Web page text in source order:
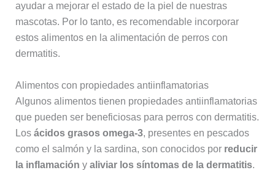
ayudar a mejorar el estado de la piel de nuestras
mascotas. Por lo tanto, es recomendable incorporar
estos alimentos en la alimentación de perros con
dermatitis.
Alimentos con propiedades antiinflamatorias
Algunos alimentos tienen propiedades antiinflamatorias
que pueden ser beneficiosas para perros con dermatitis.
Los ácidos grasos omega-3, presentes en pescados
como el salmón y la sardina, son conocidos por reducir
la inflamación y aliviar los síntomas de la dermatitis.